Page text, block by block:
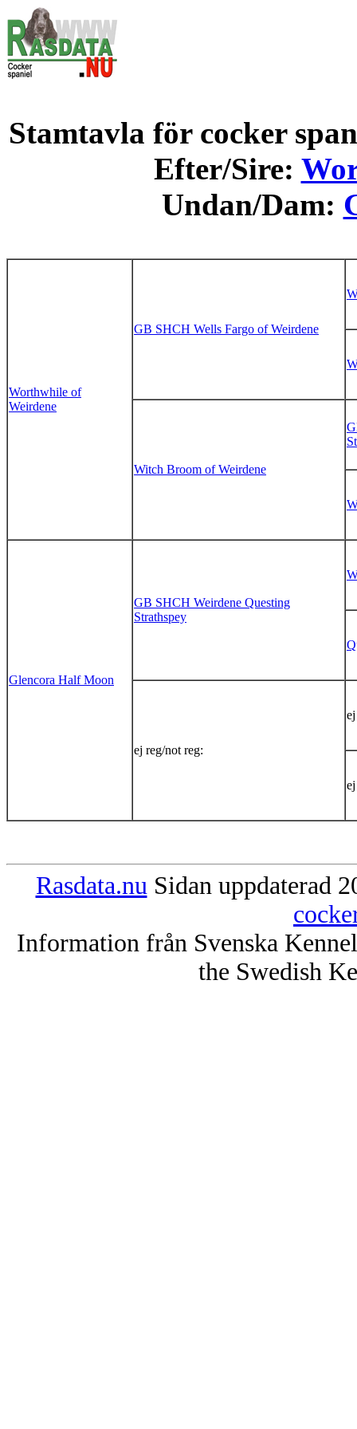
Stamtavla för cocker
Efter/Sire:
Undan/Dam:
Worthwhile of
Weirdene
GB SHCH Wells Fargo of Weirdene
Witch Broom of Weirdene
Glencora Half Moon
GB SHCH Weirdene Questing
Strathspey
ej reg/not reg:
Rasdata.nuSidan uppdaterad
Information från Svenska
the Swedish